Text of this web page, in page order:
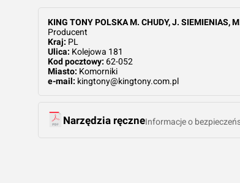
KING TONY POLSKA M. CHUDY, J. SIEMIENIAS,
Producent
Kraj: PL
Ulica: Kolejowa 181
Kod pocztowy: 62-052
Miasto: Komorniki
e-mail: kingtony@kingtony.com.pl
Narzędzia ręczneInformacje o